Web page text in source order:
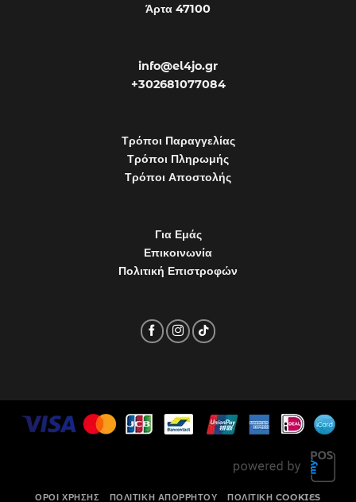
Άρτα 47100
info@el4jo.gr
+302681077084
Τρόποι Παραγγελίας
Τρόποι Πληρωμής
Τρόποι Αποστολής
Για Εμάς
Επικοινωνία
Πολιτική Επιστροφών
ΌΡΟΙ ΧΡΉΣΗΣ ΠΟΛΙΤΙΚΉ ΑΠΟΡΡΉΤΟΥ ΠΟΛΙΤΙΚΉ COOKIES